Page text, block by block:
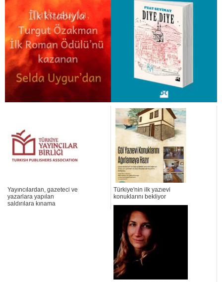
Yayıncılardan, gazeteci ve
yazarlara yapılan
saldırılara kınama
Türkiye'nin ilk yazıevi
konuklarını bekliyor